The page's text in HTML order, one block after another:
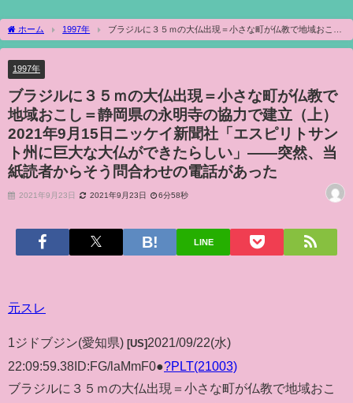
ホーム 1997年
ブラジルに３５ｍの大仏出現＝小さな町が仏教で地域おこし
＝静岡県の永明寺の協力で建立（上）2021年9月15日ニッケイ新聞社「エスピリトサン
った
1997年
ブラジルに３５ｍの大仏出現＝小さな町が仏教で
地域おこし＝静岡県の永明寺の協力で建立（上）
2021年9月15日ニッケイ新聞社「エスピリトサン
ト州に巨大な大仏ができたらしい」――突然、当
紙読者からそう問合わせの電話があった
2021年9月23日 2021年9月23日 6分58秒
LINE
元スレ
1ジドブジン(愛知県) [US] 2021/09/22(水)
22:09:59.38 ID:FG/laMmF0●?PLT(21003)
ブラジルに３５ｍの大仏出現＝小さな町が仏教で地域おこ